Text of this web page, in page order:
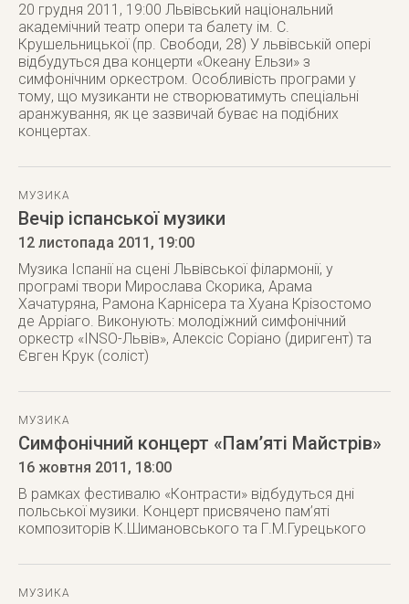
20 грудня 2011, 19:00 Львівський національний
академічний театр опери та балету ім. С.
Крушельницької (пр. Свободи, 28) У львівській опері
відбудуться два концерти «Океану Ельзи» з
симфонічним оркестром. Особливість програми у
тому, що музиканти не створюватимуть спеціальні
аранжування, як це зазвичай буває на подібних
концертах.
МУЗИКА
Вечір іспанської музики
12 листопада 2011 , 19:00
Музика Іспанії на сцені Львівської філармонії, у
програмі твори Мирослава Скорика, Арама
Хачатуряна, Рамона Карнісера та Хуана Крізостомо
де Арріаго. Виконують: молодіжний симфонічний
оркестр «INSO-Львів», Алексіс Соріано (диригент) та
Євген Крук (соліст)
МУЗИКА
Симфонічний концерт «Пам’яті Майстрів»
16 жовтня 2011 , 18:00
В рамках фестивалю «Контрасти» відбудуться дні
польської музики. Концерт присвячено пам’яті
композиторів К.Шимановського та Г.М.Гурецького
МУЗИКА